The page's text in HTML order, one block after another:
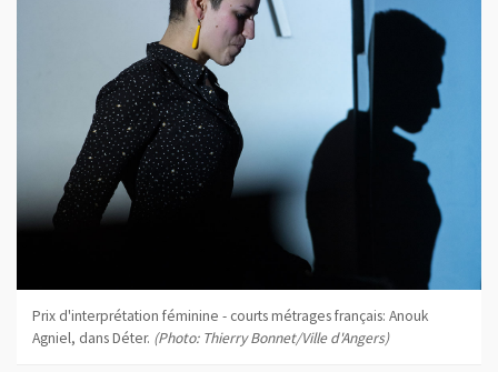
Prix d'interprétation féminine - courts métrages français: Anouk
Agniel, dans Déter. (Photo: Thierry Bonnet/Ville d'Angers)